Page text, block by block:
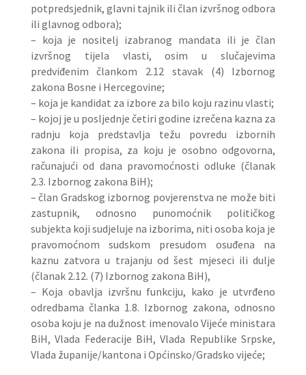
potpredsjednik, glavni tajnik ili član izvršnog odbora
ili glavnog odbora);
– koja je nositelj izabranog mandata ili je član
izvršnog tijela vlasti, osim u slučajevima
predviđenim člankom 2.12 stavak (4) Izbornog
zakona Bosne i Hercegovine;
– koja je kandidat za izbore za bilo koju razinu vlasti;
– kojoj je u posljednje četiri godine izrečena kazna za
radnju koja predstavlja težu povredu izbornih
zakona ili propisa, za koju je osobno odgovorna,
računajući od dana pravomoćnosti odluke (članak
2.3. Izbornog zakona BiH);
– član Gradskog izbornog povjerenstva ne može biti
zastupnik, odnosno punomoćnik političkog
subjekta koji sudjeluje na izborima, niti osoba koja je
pravomoćnom sudskom presudom osuđena na
kaznu zatvora u trajanju od šest mjeseci ili dulje
(članak 2.12. (7) Izbornog zakona BiH),
– Koja obavlja izvršnu funkciju, kako je utvrđeno
odredbama članka 1.8. Izbornog zakona, odnosno
osoba koju je na dužnost imenovalo Vijeće ministara
BiH, Vlada Federacije BiH, Vlada Republike Srpske,
Vlada županije/kantona i Općinsko/Gradsko vijeće;